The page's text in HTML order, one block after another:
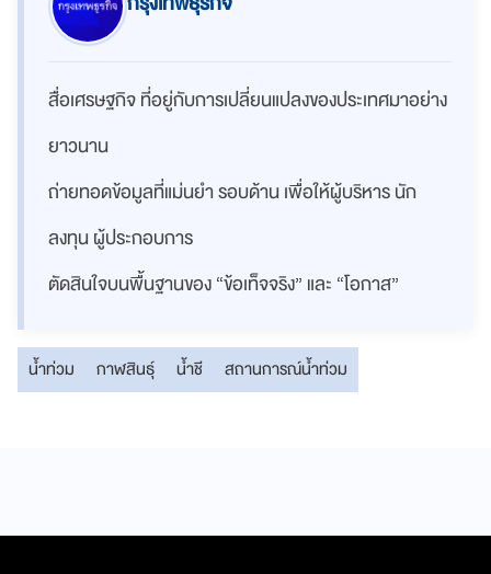
สื่อเศรษฐกิจ ที่อยู่กับการเปลี่ยนแปลงของประเทศมาอย่าง
ยาวนาน
ถ่ายทอดข้อมูลที่แม่นยำ รอบด้าน เพื่อให้ผู้บริหาร นัก
ลงทุน ผู้ประกอบการ
ตัดสินใจบนพื้นฐานของ “ข้อเท็จจริง” และ “โอกาส”
น้ำท่วม กาฬสินธุ์ น้ำชี สถานการณ์น้ำท่วม